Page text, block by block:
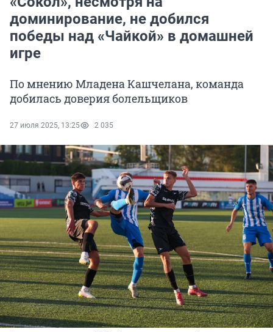
доминирование, не добился
победы над «Чайкой» в домашней
игре
По мнению Младена Кашчелана, команда
добилась доверия болельщиков
27 июля 2025, 13:25 2 035